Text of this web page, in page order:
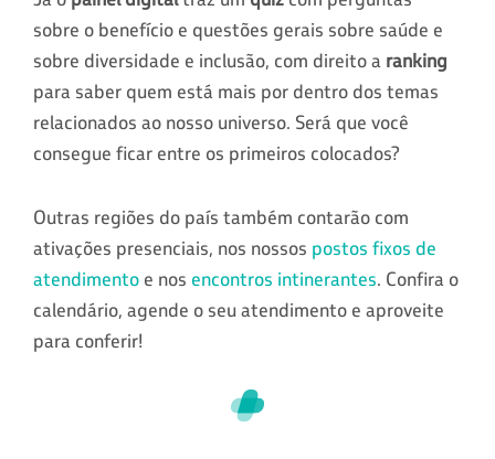
sobre o benefício e questões gerais sobre saúde e
sobre diversidade e inclusão, com direito a ranking
para saber quem está mais por dentro dos temas
relacionados ao nosso universo. Será que você
consegue ficar entre os primeiros colocados?
Outras regiões do país também contarão com
ativações presenciais, nos nossos postos fixos de
atendimento e nos encontros intinerantes. Confira o
calendário, agende o seu atendimento e aproveite
para conferir!